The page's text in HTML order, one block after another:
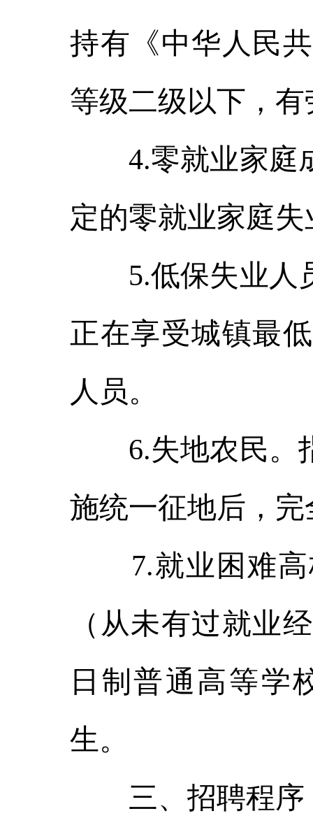
持有《中华人民
等级二级以下，
4.零就业家庭成
定的零就业家庭
5.低保失业人员
正在享受城镇最
人员。
6.失地农民。指
施统一征地后，
7.就业困难高
（从未有过就业
日制普通高等学
生。
三、招聘程序